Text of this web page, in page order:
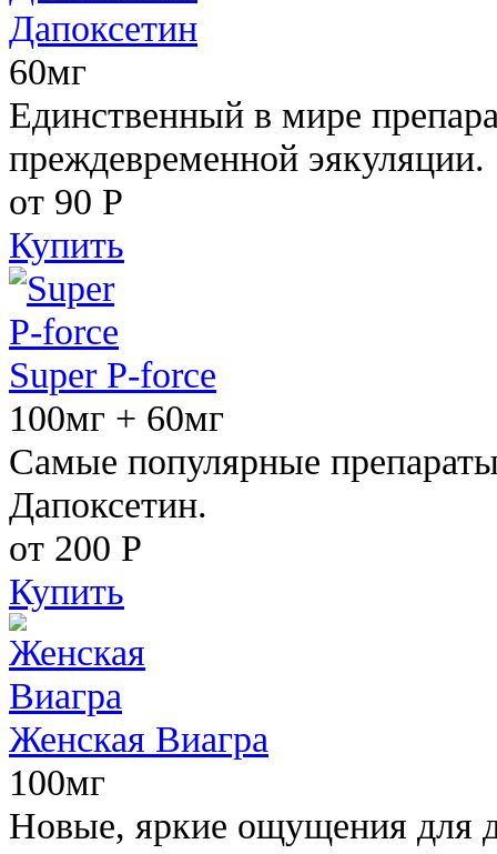
Дапоксетин
60мг
Единственный в мире
преждевременной эякуляции.
от 90 Р
Купить
Super P-force
100мг + 60мг
Самые популярные
Дапоксетин.
от 200 Р
Купить
Женская Виагра
100мг
Новые, яркие ощущения для